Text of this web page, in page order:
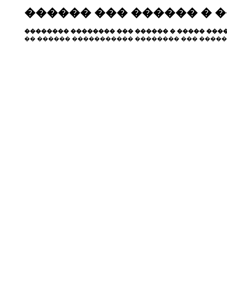
������ ��� ������ �
�������� �������� ��� ������ � �����
�� ������ ����������� �������� ���